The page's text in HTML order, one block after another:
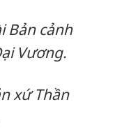
Bản cảnh
Vương.
xứ Thần